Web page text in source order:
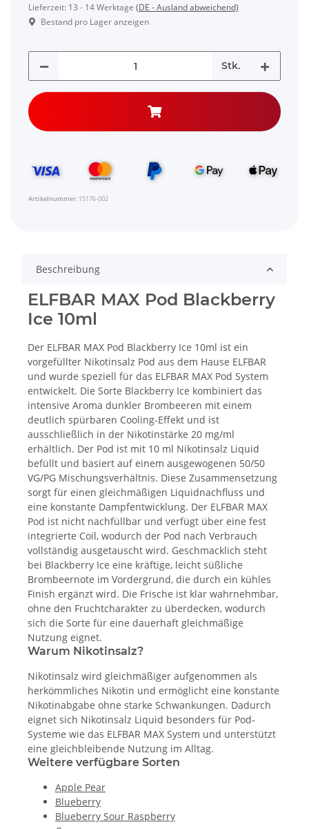
Lieferzeit: 13 - 14 Werktage (DE - Ausland abweichend)
Bestand pro Lager anzeigen
Stk.
Artikelnummer: 15176-002
Beschreibung
ELFBAR MAX Pod Blackberry
Ice 10ml
Der ELFBAR MAX Pod Blackberry Ice 10ml ist ein
vorgefüllter Nikotinsalz Pod aus dem Hause ELFBAR
und wurde speziell für das ELFBAR MAX Pod System
entwickelt. Die Sorte Blackberry Ice kombiniert das
intensive Aroma dunkler Brombeeren mit einem
deutlich spürbaren Cooling-Effekt und ist
ausschließlich in der Nikotinstärke 20 mg/ml
erhältlich. Der Pod ist mit 10 ml Nikotinsalz Liquid
befüllt und basiert auf einem ausgewogenen 50/50
VG/PG Mischungsverhältnis. Diese Zusammensetzung
sorgt für einen gleichmäßigen Liquidnachfluss und
eine konstante Dampfentwicklung. Der ELFBAR MAX
Pod ist nicht nachfüllbar und verfügt über eine fest
integrierte Coil, wodurch der Pod nach Verbrauch
vollständig ausgetauscht wird. Geschmacklich steht
bei Blackberry Ice eine kräftige, leicht süßliche
Brombeernote im Vordergrund, die durch ein kühles
Finish ergänzt wird. Die Frische ist klar wahrnehmbar,
ohne den Fruchtcharakter zu überdecken, wodurch
sich die Sorte für eine dauerhaft gleichmäßige
Nutzung eignet.
Warum Nikotinsalz?
Nikotinsalz wird gleichmäßiger aufgenommen als
herkömmliches Nikotin und ermöglicht eine konstante
Nikotinabgabe ohne starke Schwankungen. Dadurch
eignet sich Nikotinsalz Liquid besonders für Pod-
Systeme wie das ELFBAR MAX System und unterstützt
eine gleichbleibende Nutzung im Alltag.
Weitere verfügbare Sorten
Apple Pear
Blueberry
Blueberry Sour Raspberry